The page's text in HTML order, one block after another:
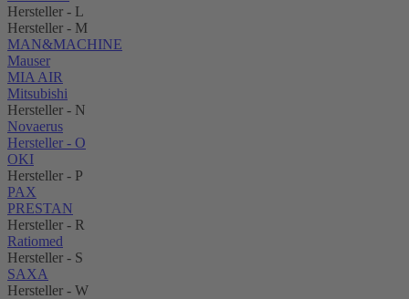
Hersteller - L
Hersteller - M
MAN&MACHINE
Mauser
MIA AIR
Mitsubishi
Hersteller - N
Novaerus
Hersteller - O
OKI
Hersteller - P
PAX
PRESTAN
Hersteller - R
Ratiomed
Hersteller - S
SAXA
Hersteller - W